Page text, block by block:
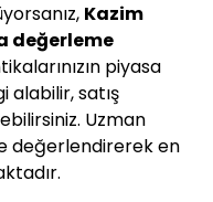
Kazim
değerleme
piyasa
alabilir, satış
Uzman
değerlendirerek en